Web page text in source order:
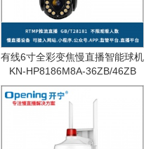
有线6寸全彩变焦慢直播智能球机
KN-HP8186M8A-36ZB/46ZB